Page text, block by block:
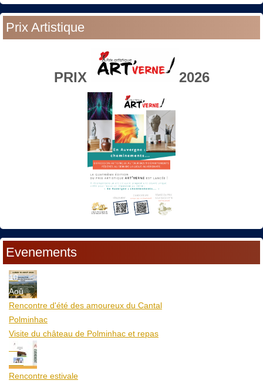
Prix Artistique
PRIX 2026
Evenements
10
Aoû
Rencontre d'été des amoureux du Cantal
Polminhac
Visite du château de Polminhac et repas
12
Aoû
Rencontre estivale